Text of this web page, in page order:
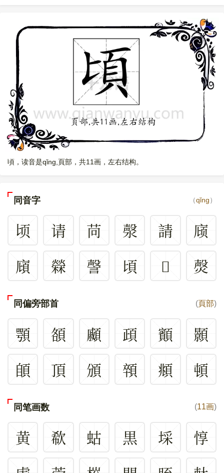
頃，读音是qǐng,頁部，共11画，左右结构。
同音字 （qǐng）
顷 请 苘 漀 請
庼
廎
檾 謦 頃 𡄇 㷫
同偏旁部首 (頁部)
顎 頟 顣 頙 顮
顥
䫁
頂 頒 顇 頫 頓
同笔画数 (11画)
黄 欷 蛄 黒 埰
惇